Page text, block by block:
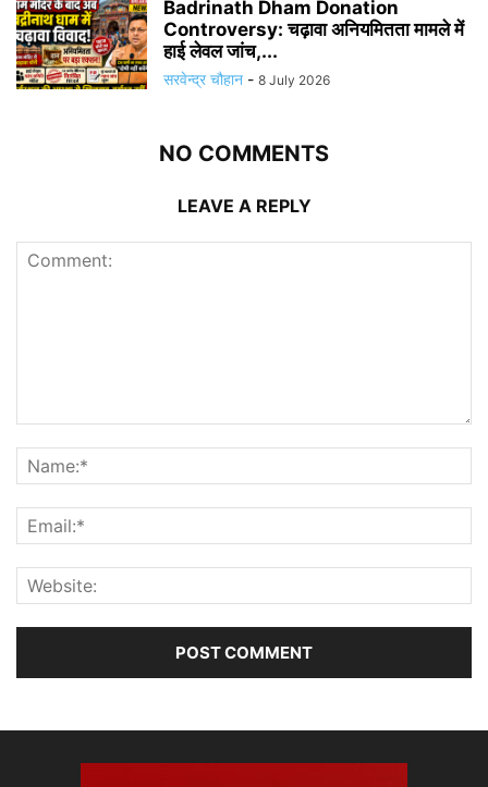
Badrinath Dham Donation
Controversy: चढ़ावा अनियमितता मामले में
हाई लेवल जांच,...
सरवेन्द्र चौहान - 8 July 2026
NO COMMENTS
LEAVE A REPLY